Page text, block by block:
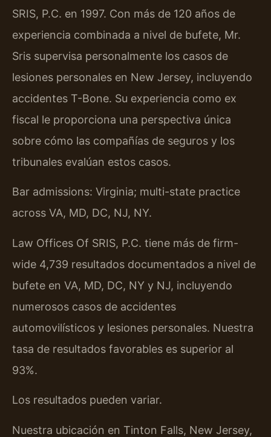
SRIS, P.C. en 1997. Con más de 120 años de
experiencia combinada a nivel de bufete, Mr.
Sris supervisa personalmente los casos de
lesiones personales en New Jersey, incluyendo
accidentes T-Bone. Su experiencia como ex
fiscal le proporciona una perspectiva única
sobre cómo las compañías de seguros y los
tribunales evalúan estos casos.
Bar admissions: Virginia; multi-state practice
across VA, MD, DC, NJ, NY.
Law Offices Of SRIS, P.C. tiene más de firm-
wide 4,739 resultados documentados a nivel de
bufete en VA, MD, DC, NY y NJ, incluyendo
numerosos casos de accidentes
automovilísticos y lesiones personales. Nuestra
tasa de resultados favorables es superior al
93%.
Los resultados pueden variar.
Nuestra ubicación en Tinton Falls, New Jersey,